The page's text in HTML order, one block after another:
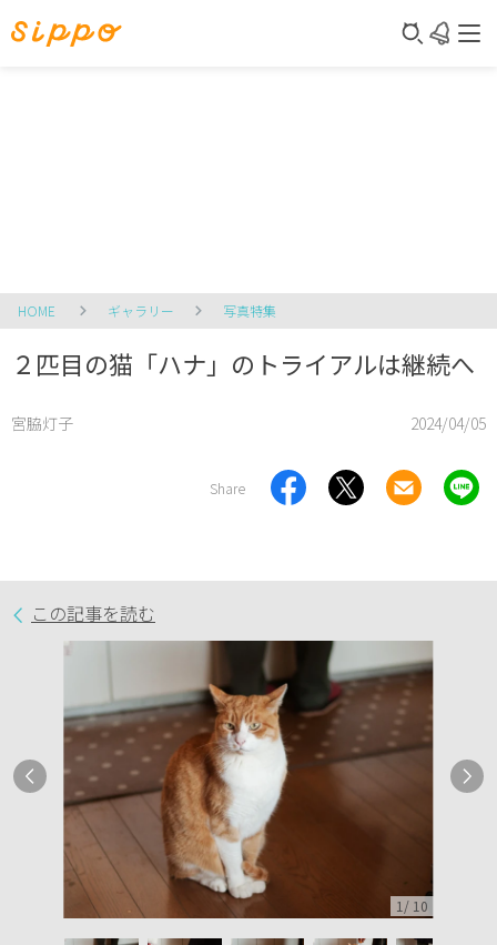
HOME ギャラリー 写真特集
２匹目の猫「ハナ」のトライアルは継続へ
宮脇灯子 2024/04/05
Share
この記事を読む
1 / 10